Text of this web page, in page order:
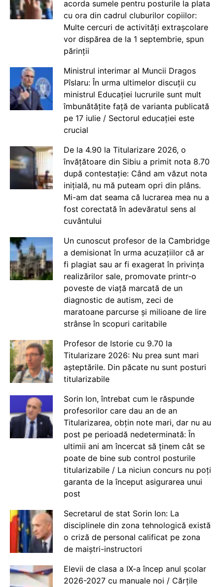
acorda sumele pentru posturile la plata
cu ora din cadrul cluburilor copiilor:
Multe cercuri de activități extrașcolare
vor dispărea de la 1 septembrie, spun
părinții
Ministrul interimar al Muncii Dragos
Pîslaru: În urma ultimelor discuții cu
ministrul Educației lucrurile sunt mult
îmbunătățite față de varianta publicată
pe 17 iulie / Sectorul educației este
crucial
De la 4.90 la Titularizare 2026, o
învățătoare din Sibiu a primit nota 8.70
după contestație: Când am văzut nota
inițială, nu mă puteam opri din plâns.
Mi-am dat seama că lucrarea mea nu a
fost corectată în adevăratul sens al
cuvântului
Un cunoscut profesor de la Cambridge
a demisionat în urma acuzațiilor că ar
fi plagiat sau ar fi exagerat în privința
realizărilor sale, promovate printr-o
poveste de viață marcată de un
diagnostic de autism, zeci de
maratoane parcurse și milioane de lire
strânse în scopuri caritabile
Profesor de Istorie cu 9.70 la
Titularizare 2026: Nu prea sunt mari
așteptările. Din păcate nu sunt posturi
titularizabile
Sorin Ion, întrebat cum le răspunde
profesorilor care dau an de an
Titularizarea, obțin note mari, dar nu au
post pe perioadă nedeterminată: În
ultimii ani am încercat să ținem cât se
poate de bine sub control posturile
titularizabile / La niciun concurs nu poți
garanta de la început asigurarea unui
post
Secretarul de stat Sorin Ion: La
disciplinele din zona tehnologică există
o criză de personal calificat pe zona
de maiștri-instructori
Elevii de clasa a IX-a încep anul școlar
2026-2027 cu manuale noi / Cărțile